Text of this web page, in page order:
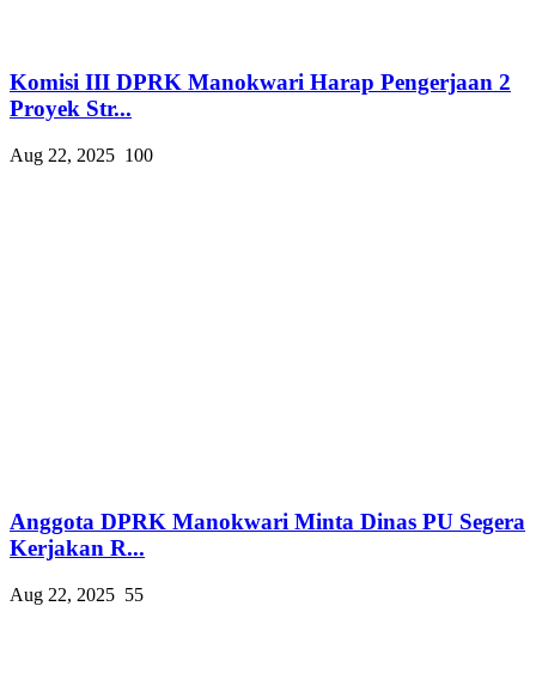
Komisi III DPRK Manokwari Harap Pengerjaan 2
Proyek Str...
Aug 22, 2025 100
Anggota DPRK Manokwari Minta Dinas PU Segera
Kerjakan R...
Aug 22, 2025 55